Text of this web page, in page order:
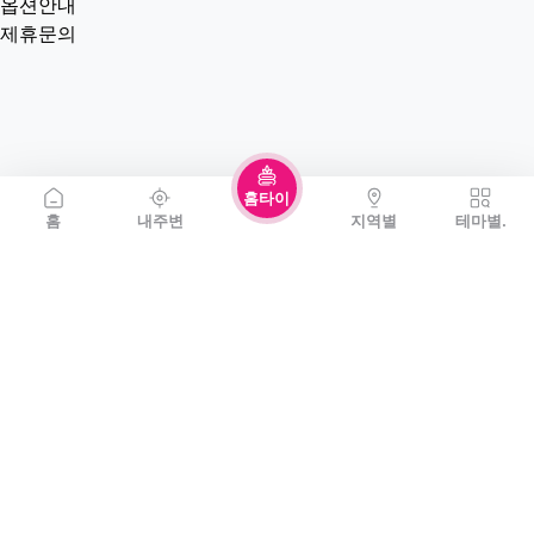
홈 내주변
홈타이
지역별
테마별.
옵션안내
제휴문의